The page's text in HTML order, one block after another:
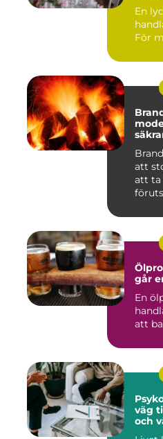
En
För
att
att ta
går
En
att
väg
och